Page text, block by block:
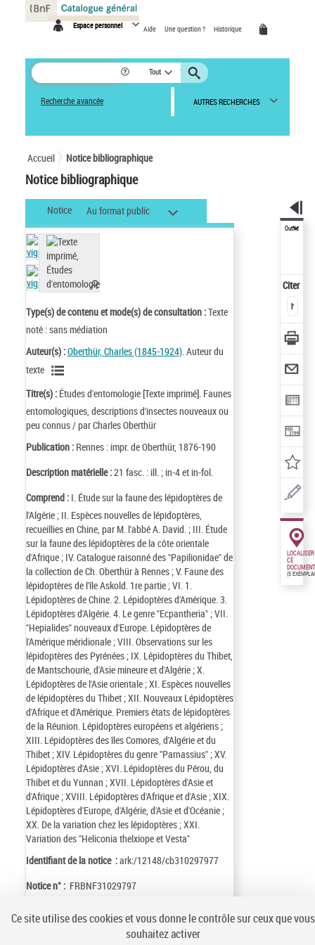
Espace personnel Aide Une question ? Historique
Tout
Recherche avancée AUTRES RECHERCHES
Accueil Notice bibliographique
Notice bibliographique
Notice Au format public
Type(s) de contenu et mode(s) de consultation :Texte
noté : sans médiation
Auteur(s) :Oberthür, Charles (1845-1924). Auteur du
texte
Titre(s) : Études d'entomologie [Texte imprimé]. Faunes
entomologiques, descriptions d'insectes nouveaux ou
peu connus / par Charles Oberthür
Publication : Rennes : impr. de Oberthür, 1876-190
Description matérielle :21 fasc. : ill. ; in-4 et in-fol.
Comprend : I. Étude sur la faune des lépidoptères de
l'Algérie ; II. Espèces nouvelles de lépidoptères,
recueillies en Chine, par M. l'abbé A. David. ; III. Étude
sur la faune des lépidoptères de la côte orientale
d'Afrique ; IV. Catalogue raisonné des "Papilionidae" de
la collection de Ch. Oberthür à Rennes ; V. Faune des
lépidoptères de l'île Askold. 1re partie ; VI. 1.
Lépidoptères de Chine. 2. Lépidoptères d'Amérique. 3.
Lépidoptères d'Algérie. 4. Le genre "Ecpantheria" ; VII.
"Hepialides" nouveaux d'Europe. Lépidoptères de
l'Amérique méridionale ; VIII. Observations sur les
lépidoptères des Pyrénées ; IX. Lépidoptères du Thibet,
de Mantschourie, d'Asie mineure et d'Algérie ; X.
Lépidoptères de l'Asie orientale ; XI. Espèces nouvelles
de lépidoptères du Thibet ; XII. Nouveaux Lépidoptères
d'Afrique et d'Amérique. Premiers états de lépidoptères
de la Réunion. Lépidoptères européens et algériens ;
XIII. Lépidoptères des îles Comores, d'Algérie et du
Thibet ; XIV. Lépidoptères du genre "Parnassius" ; XV.
Lépidoptères d'Asie ; XVI. Lépidoptères du Pérou, du
Thibet et du Yunnan ; XVII. Lépidoptères d'Asie et
d'Afrique ; XVIII. Lépidoptères d'Afrique et d'Asie ; XIX.
Lépidoptères d'Europe, d'Algérie, d'Asie et d'Océanie ;
XX. De la variation chez les lépidoptères ; XXI.
Variation des "Heliconia thelxiope et Vesta"
Identifiant de la notice :ark:/12148/cb310297977
Notice n° : FRBNF31029797
Outils
Citer
LOCALISER
CE
DOCUMENT
(5
Panneau de gestion des cookies
Ce site utilise des cookies et vous donne le contrôle sur ceux que vous
souhaitez activer